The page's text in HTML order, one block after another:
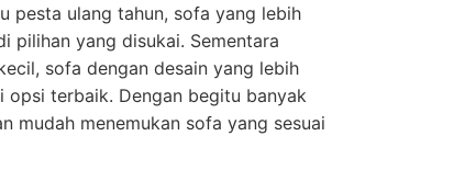
pesta ulang tahun, sofa yang lebih
pilihan yang disukai. Sementara
sofa dengan desain yang lebih
opsi terbaik. Dengan begitu banyak
mudah menemukan sofa yang sesuai